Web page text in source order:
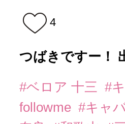
4
つばきですー！
#ベロア 十三 #
followme #キャ